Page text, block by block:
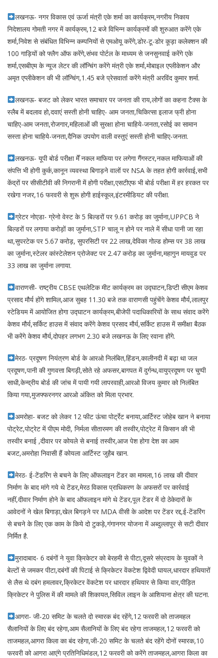
लखनऊ- नगर विकास एवं ऊर्जा मंत्री एके शर्मा का कार्यक्रम,नगरीय निकाय
निदेशालय गोमती नगर में कार्यक्रम,12 बजे विभिन्न कार्यक्रमों की शुरुआत करेंगे एके
शर्मा,निवेश से संबंधित विभिन्न कम्पनियों से एमओयू करेंगे,डोर-टू-डोर कूड़ा कलेक्शन की
100 गाड़ियों को फ्लैग ऑफ करेंगे,संभव पोर्टल के माध्यम से जनसुनवाई करेंगे एके
शर्मा,एसबीएम के न्यूज लेटर की लॉन्चिंग करेंगे मंत्री एके शर्मा,मोबाइल एप्लीकेशन और
अमृत एप्लीकेशन की भी लॉन्चिंग,1.45 बजे प्रेसवार्ता करेंगे मंत्री अरविंद कुमार शर्मा.
लखनऊ- बजट को लेकर भारत समाचार पर जनता की राय,लोगों का कहना टैक्स के
स्लैब में बदलाव हो,दवाएं सस्ती होनी चाहिए- आम जनता,चिकित्सा इलाज फ्री होना
चाहिए-आम जनता,रोजगार,महिलाओं की सुरक्षा होना चाहिये-जनता,रसोई का सामान
सस्ता होना चाहिये-जनता,दैनिक उपयोग वाली वस्तुएं सस्ती होनी चाहिए-जनता.
लखनऊ- यूपी बोर्ड परीक्षा मेँ नकल माफिया पर लगेगा गैंगस्टर,नकल माफियाओं की
संपत्ति भी होगी कुर्क,कानून व्यवस्था बिगाड़ने वालों पर NSA के तहत होगी कार्रवाई,सभी
केंद्रों पर सीसीटीवी की निगरानी में होगी परीक्षा,एसटीएफ भी बोर्ड परीक्षा में हर हरकत पर
रखेगा नजर,16 फरवरी से शुरू होगी हाईस्कूल,इंटरमीडियट की परीक्षा.
ग्रेटर नोएडा- ग्रेनो वेस्ट के 5 बिल्डरों पर 9.61 करोड़ का जुर्माना,UPPCB ने
बिल्डरों पर लगाया करोड़ों का जुर्माना,STP चालू न होने पर नाले में सीधा पानी जा रहा
था,सुपरटेक पर 5.67 करोड़, सुपरसिटी पर 22 लाख,देविका गोल्ड होम्स पर 38 लाख
का जुर्माना,स्टेलर कांस्टेलेशन प्रोजेक्ट पर 2.47 करोड़ का जुर्माना,महागुन मायवुड पर
33 लाख का जुर्माना लगाया.
वाराणसी- राष्ट्रीय CBSE एथलेटिक मीट कार्यक्रम का उद्घाटन,डिप्टी सीएम केशव
प्रसाद मौर्य होंगे शामिल,आज सुबह 11.30 बजे तक वाराणसी पहुंचेंगे केशव मौर्य,लालपुर
स्टेडियम में आयोजित होगा उद्घाटन कार्यक्रम,बीजेपी पदाधिकारियों के साथ संवाद करेंगे
केशव मौर्य,सर्किट हाउस में संवाद करेंगे केशव प्रसाद मौर्य,सर्किट हाउस में समीक्षा बैठक
भी करेंगे केशव मौर्य,दोपहर लगभग 2.30 बजे लखनऊ के लिए रवाना होंगे.
मेरठ- प्रदूषण नियंत्रण बोर्ड के आरओ निलंबित,हिंडन,कालीनदी में बढ़ा था जल
प्रदूषण,पानी की गुणवत्ता बिगड़ी,सोते रहे अफसर,बागपत में दुर्गन्ध,वायुप्रदूषण पर चुप्पी
साधी,केन्द्रीय बोर्ड की जांच में पायी गयी लापरवाही,आरओ विजय कुमार को निलंबित
किया गया,मुजफ्फरनगर आरओ अंकित को मिला प्रभार.
अमरोहा- बजट को लेकर 12 फीट ऊंचा पोर्ट्रेट बनाया,आर्टिस्ट जोहेब खान ने बनाया
पोट्रेट,पोट्रेट में पीएम मोदी, निर्मला सीतारमण की तस्वीर,पोट्रेट में किसान की भी
तस्वीर बनाई ,दीवार पर कोयले से बनाई तस्वीर,आज पेश होगा देश का आम
बजट,अमरोहा निवासी हैं कोयला आर्टिस्ट जुहैब खान.
मेरठ- ई-टेंडरिंग से बचने के लिए ऑफलाइन टेंडर का मामला,16 लाख की दीवार
निर्माण के बाद मांगे गये थे टेंडर,मेरठ विकास प्राधिकरण के अफसरों पर कार्रवाई
नहीं,दीवार निर्माण होने के बाद ऑफलाइन मांगे थे टेंडर,पूल टेंडर में दो ठेकेदारों के
आवेदनों ने खेल बिगाड़ा,खेल बिगड़ने पर MDA वीसी के आदेश पर टेंडर रद्द,ई-टेंडरिंग
से बचने के लिए एक काम के किये दो टुकड़े,गंगानगर योजना में अब्दुल्लापुर से सटी दीवार
निर्मित है.
मुरादाबाद- 6 दबंगों ने युवा क्रिकेटर को बेरहमी से पीटा,दूसरे संप्रदाय के युवकों ने
बेल्टों से जमकर पीटा,दबंगों की पिटाई से क्रिकेटर वेंकटेश द्विवेदी घायल,धारदार हथियारों
से लैस थे दबंग हमलावर,क्रिकेटर वेंकटेश पर धारदार हथियार से किया वार,पीड़ित
क्रिकेटर ने पुलिस में की मामले की शिकायत,सिविल लाइन के आशियाना क्षेत्र की घटना.
आगरा- जी-20 समिट के चलते दो स्मारक बंद रहेंगे,12 फरवरी को ताजमहल
सैलानियों के लिए बंद रहेगा,आम सैलानियों के लिए बंद रहेगा ताजमहल,12 फरवरी को
ताजमहल,आगरा किला का बंद रहेगा,जी-20 समिट के चलते बंद रहेंगे दोनों स्मारक,10
फरवरी को आगरा आएंगे प्रतिनिधिमंडल,12 फरवरी को करेंगे ताजमहल,आगरा किला का